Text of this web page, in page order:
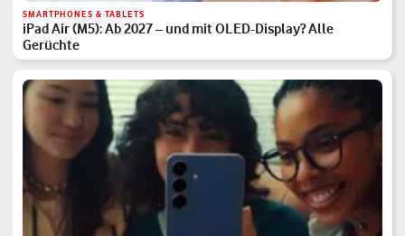
SMARTPHONES & TABLETS
iPad Air (M5): Ab 2027 – und mit OLED-Display? Alle
Gerüchte